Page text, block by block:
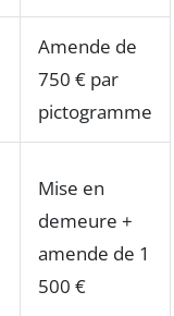
Amende de
750 € par
pictogramme
Mise en
demeure +
amende de 1
500 €